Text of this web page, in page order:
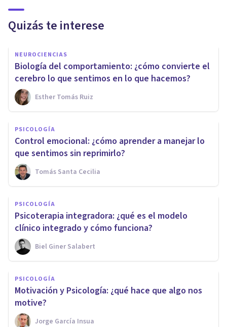
Quizás te interese
NEUROCIENCIAS
Biología del comportamiento: ¿cómo convierte el
cerebro lo que sentimos en lo que hacemos?
Esther Tomás Ruiz
PSICOLOGÍA
Control emocional: ¿cómo aprender a manejar lo
que sentimos sin reprimirlo?
Tomás Santa Cecilia
PSICOLOGÍA
Psicoterapia integradora: ¿qué es el modelo
clínico integrado y cómo funciona?
Biel Giner Salabert
PSICOLOGÍA
Motivación y Psicología: ¿qué hace que algo nos
motive?
Jorge García Insua